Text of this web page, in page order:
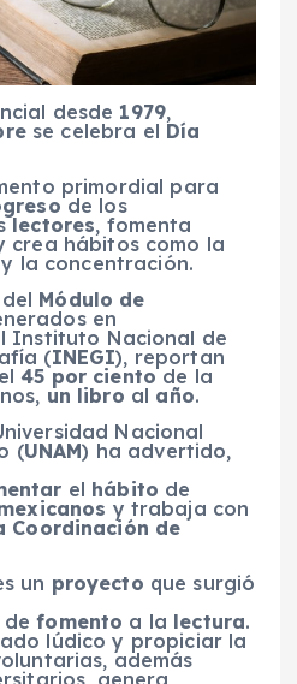
desde 1979,
se celebra el Día
primordial para
de los
lectores, fomenta
crea hábitos como la
la concentración.
Módulo de
en
Instituto Nacional de
(INEGI), reportan
45 por cientode la
un libro al año.
Nacional
(UNAM) ha advertido,
el hábito de
y trabaja con
Coordinación de
un proyecto que surgió
defomento a la lectura.
lúdico y propiciar la
además